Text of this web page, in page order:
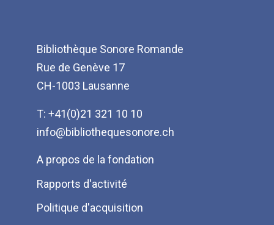
Bibliothèque Sonore Romande
Rue de Genève 17
CH-1003 Lausanne
T: +41(0)21 321 10 10
info@bibliothequesonore.ch
Menu
Pied
de
page
A propos de la fondation
Rapports d'activité
Politique d'acquisition